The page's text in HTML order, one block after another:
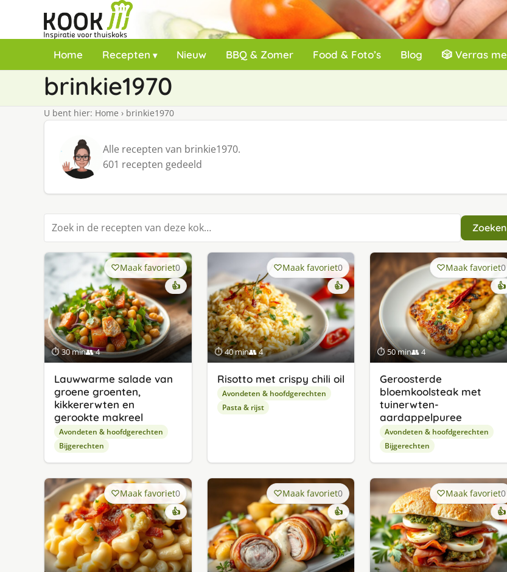
Home Recepten Nieuw BBQ & Zomer Food & Foto’s Blog 🎲 Verras me
brinkie1970
U bent hier: Home › brinkie1970
Alle recepten van brinkie1970.
601 recepten gedeeld
Zoek in recepten Zoeken
⏱ 30 min👥 4
Maak favoriet0
👍
Lauwwarme salade van
groene groenten,
kikkererwten en
gerookte makreel
Avondeten & hoofdgerechten
Bijgerechten
⏱ 40 min👥 4
Maak favoriet0
👍
Risotto met crispy chili oil
Avondeten & hoofdgerechten
Pasta & rijst
⏱ 50 min👥 4
Maak favoriet0
👍
Geroosterde
bloemkoolsteak met
tuinerwten-
aardappelpuree
Avondeten & hoofdgerechten
Bijgerechten
Maak favoriet0
👍
Maak favoriet0
👍
Maak favoriet0
👍